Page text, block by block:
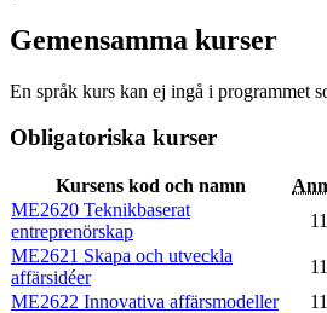
Gemensamma kurser
En språk kurs kan ej ingå i programmet
Obligatoriska kurser
Kursens kod och namn
ME2620 Teknikbaserat
entreprenörskap
ME2621 Skapa och utveckla
affärsidéer
ME2622 Innovativa affärsmodeller